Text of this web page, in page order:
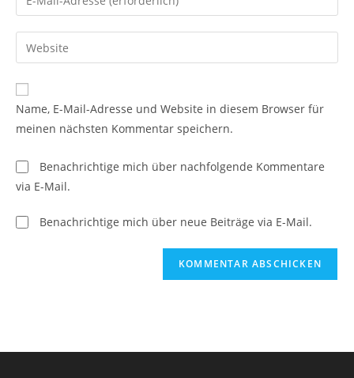
oder
zum
Kommentieren
ein
deine
E-
Mail-
zum
Kommentieren
ein
Gib
deine
Website-
URL
Name, E-Mail-Adresse und Website in diesem Browser für
meinen nächsten Kommentar speichern.
Benachrichtige mich über nachfolgende Kommentare
via E-Mail.
Benachrichtige mich über neue Beiträge via E-Mail.